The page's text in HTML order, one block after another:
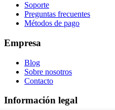
Soporte
Preguntas frecuentes
Métodos de pago
Empresa
Blog
Sobre nosotros
Contacto
Información legal